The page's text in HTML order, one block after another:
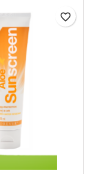
favorite_border